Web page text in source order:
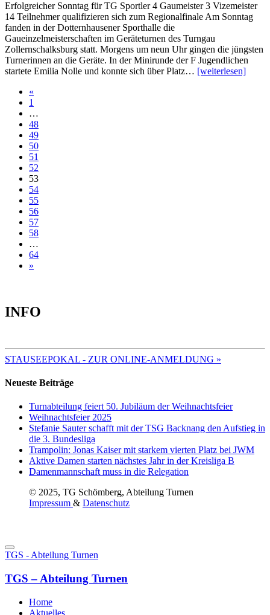
Erfolgreicher Sonntag für TG Sportler 4 Gaumeister 3 Vizemeister
14 Teilnehmer qualifizieren sich zum Regionalfinale Am Sonntag
fanden in der Dotternhausener Sporthalle die
Gaueinzelmeisterschaften im Geräteturnen des Turngau
Zollernschalksburg statt. Morgens um neun Uhr gingen die jüngsten
Turnerinnen an die Geräte. In der Minirunde der F Jugendlichen
startete Emilia Nolle und konnte sich über Platz… [weiterlesen]
«
1
…
48
49
50
51
52
53
54
55
56
57
58
…
64
»
INFO
STAUSEEPOKAL - ZUR ONLINE-ANMELDUNG »
Neueste Beiträge
Turnabteilung feiert 50. Jubiläum der Weihnachtsfeier
Weihnachtsfeier 2025
Stefanie Sauter schafft mit der TSG Backnang den Aufstieg in
die 3. Bundesliga
Trampolin: Jonas Kaiser mit starkem vierten Platz bei JWM
Aktive Damen starten nächstes Jahr in der Kreisliga B
Damenmannschaft muss in die Relegation
© 2025, TG Schömberg, Abteilung Turnen
Impressum & Datenschutz
TGS - Abteilung Turnen
TGS – Abteilung Turnen
Home
Aktuelles